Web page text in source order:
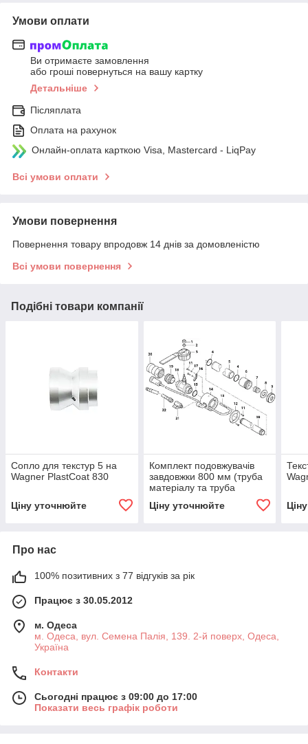
Умови оплати
Ви отримаєте замовлення
або гроші повернуться на вашу картку
Детальніше
Післяплата
Оплата на рахунок
Онлайн-оплата карткою Visa, Mastercard - LiqPay
Всі умови оплати
Умови повернення
Повернення товару впродовж 14 днів за домовленістю
Всі умови повернення
Подібні товари компанії
Сопло для текстур 5 на
Wagner PlastCoat 830
Ціну уточнюйте
Комплект подовжувачів
завдовжки 800 мм (труба
матеріалу та труба
PlastCoat 830
Ціну уточнюйте
Про нас
100% позитивних з 77 відгуків за рік
Працює з 30.05.2012
м. Одеса
м. Одеса, вул. Семена Палія, 139. 2-й поверх, Одеса,
Україна
Контакти
Сьогодні працює з 09:00 до 17:00
Показати весь графік роботи